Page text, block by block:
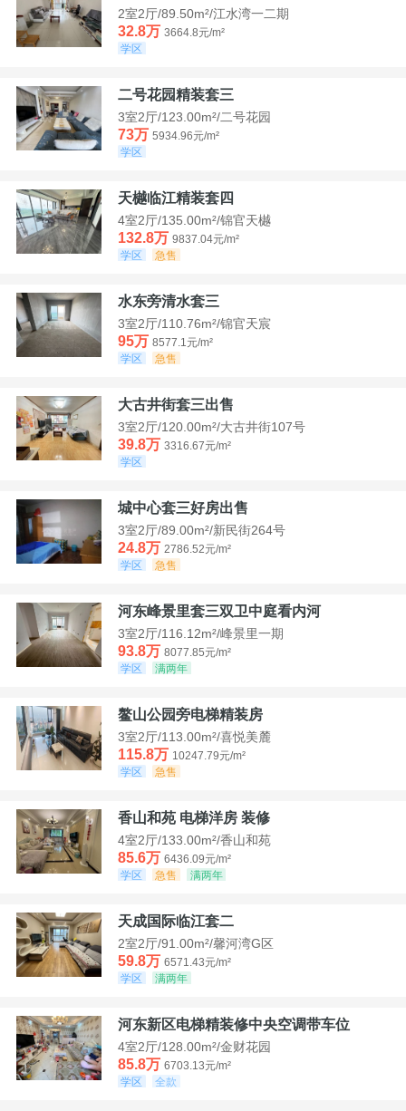
2室2厅/89.50m²/江水湾一二期
32.8万 3664.8元/m²
学区
二号花园精装套三
3室2厅/123.00m²/二号花园
73万 5934.96元/m²
学区
天樾临江精装套四
4室2厅/135.00m²/锦官天樾
132.8万 9837.04元/m²
学区
急售
水东旁清水套三
3室2厅/110.76m²/锦官天宸
95万 8577.1元/m²
学区
急售
大古井街套三出售
3室2厅/120.00m²/大古井街107号
39.8万 3316.67元/m²
学区
城中心套三好房出售
3室2厅/89.00m²/新民街264号
24.8万 2786.52元/m²
学区
急售
河东峰景里套三双卫中庭看内河
3室2厅/116.12m²/峰景里一期
93.8万 8077.85元/m²
学区
满两年
鳌山公园旁电梯精装房
3室2厅/113.00m²/喜悦美麓
115.8万 10247.79元/m²
学区
急售
香山和苑 电梯洋房 装修
4室2厅/133.00m²/香山和苑
85.6万 6436.09元/m²
学区
急售 满两年
天成国际临江套二
2室2厅/91.00m²/馨河湾G区
59.8万 6571.43元/m²
学区
满两年
河东新区电梯精装修中央空调带车位
4室2厅/128.00m²/金财花园
85.8万 6703.13元/m²
学区
全款